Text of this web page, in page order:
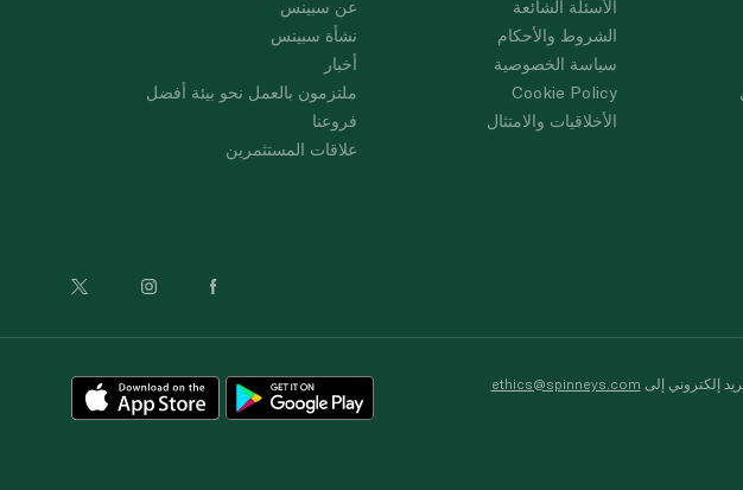
عن سبينس
نشأة سبينس
أخبار
ملتزمون بالعمل نحو بيئة أفضل
فروعنا
علاقات المستثمرين
الأسئلة الشائعة
الشروط والأحكام
سياسة الخصوصية
Cookie Policy
الأخلاقيات والامتثال
إلكتروني إلى ethics@spinneys.com